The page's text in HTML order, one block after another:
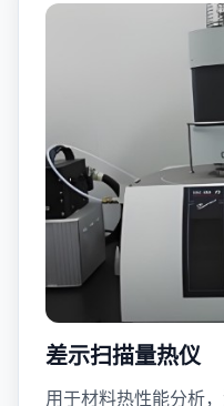
差示扫描量热仪
用于材料热性能分析